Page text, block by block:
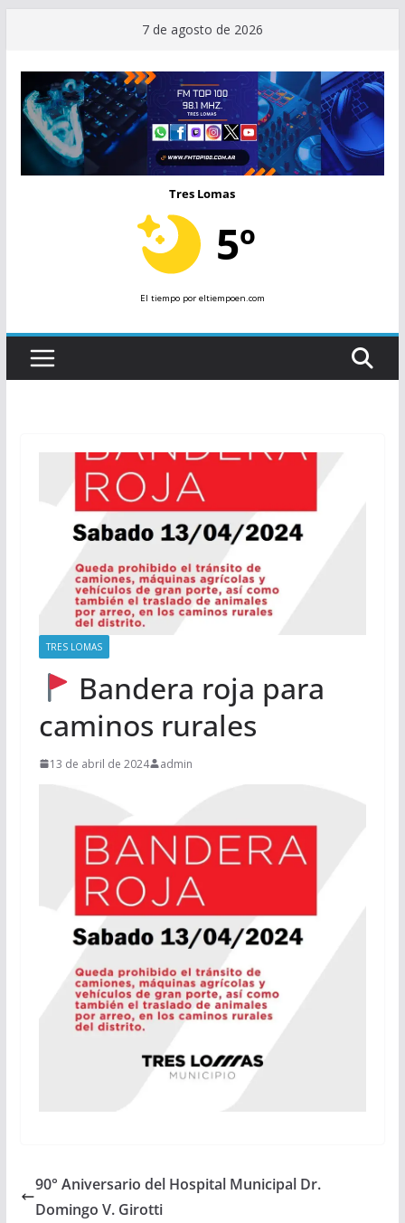
contenido
7 de agosto de 2026
Tres Lomas
5º
El tiempopor eltiempoen.com
TRES LOMAS
Bandera roja para
caminos rurales
13 de abril de 2024 admin
90° Aniversario del Hospital Municipal Dr.
Domingo V. Girotti